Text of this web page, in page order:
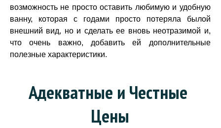
возможность не просто оставить любимую и удобную
ванну, которая с годами просто потеряла былой
внешний вид, но и сделать ее вновь неотразимой и,
что очень важно, добавить ей дополнительные
полезные характеристики.
Адекватные и Честные
Цены